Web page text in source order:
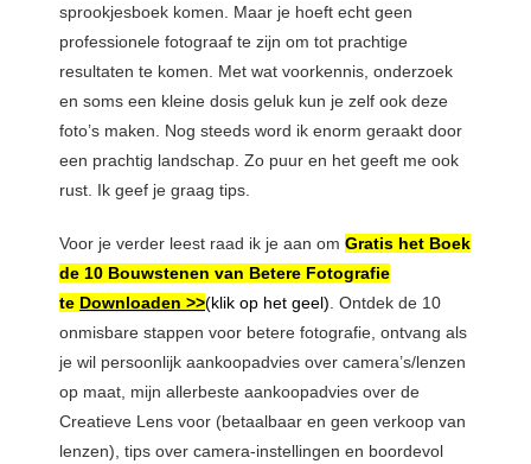
sprookjesboek komen. Maar je hoeft echt geen
professionele fotograaf te zijn om tot prachtige
resultaten te komen. Met wat voorkennis, onderzoek
en soms een kleine dosis geluk kun je zelf ook deze
foto’s maken. Nog steeds word ik enorm geraakt door
een prachtig landschap. Zo puur en het geeft me ook
rust. Ik geef je graag tips.
Voor je verder leest raad ik je aan om Gratis het Boek
de 10 Bouwstenen van Betere Fotografie
te Downloaden >>(klik op het geel). Ontdek de 10
onmisbare stappen voor betere fotografie, ontvang als
je wil persoonlijk aankoopadvies over camera’s/lenzen
op maat, mijn allerbeste aankoopadvies over de
Creatieve Lens voor (betaalbaar en geen verkoop van
lenzen), tips over camera-instellingen en boordevol